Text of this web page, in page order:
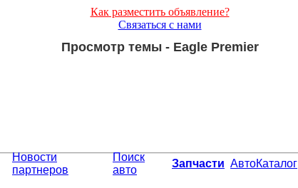
Как разместить объявление?
Связаться с нами
Просмотр темы - Eagle Premier
Новости
партнеров
Поиск
авто
Запчасти АвтоКаталог